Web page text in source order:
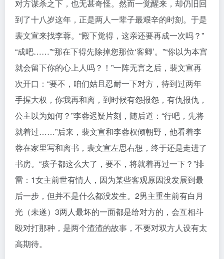
对方谋杀之下，也无甚奇怪。然而一觉醒来，却仍旧回
到了十八岁这年，正是两人一辈子最艰辛的时刻。于是
裴文宣来找李蓉。“殿下觉得，这亲还要再成一次吗？”
“成吧……”“那在下得先除掉您那位‘客卿’。”“你以为本宫
就会留下你的心上人吗？！”一阵无言之后，裴文宣再
次开口：“要不，咱们姑且忍耐一下对方，待到过两年
手握大权，你我再和离，到时候有怨报怨，有仇报仇，
公主以为如何？”李蓉迟疑片刻，随后道：“行吧，先将
就着过……”后来，裴文宣和李蓉权倾朝野，他看着李
蓉在家里写和离书，裴文宣左思右想，终于还是走进了
书房。“孩子都这么大了，要不，将就着再过一下？”排
雷：1女主前世有情人，因为某些客观原因没发展到最
后一步，但并不是什么都没发生。2男主重生前有白月
光（未遂）3两人最坏的一面都是给对方的，会互相斗
殴对打那种，是两个渣渣的故事，不要对双方人设有太
高期待。